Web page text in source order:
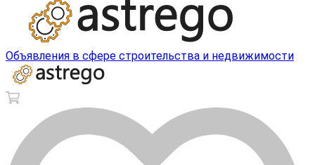
Объявления в сфере строительства и недвижимости